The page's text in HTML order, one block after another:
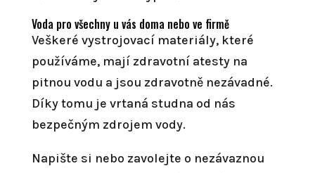
Voda pro všechny u vás doma nebo ve firmě
Veškeré vystrojovací materiály, které
používáme, mají zdravotní atesty na
pitnou vodu a jsou zdravotně nezávadné.
Díky tomu je vrtaná studna od nás
bezpečným zdrojem vody.
Napište si nebo zavolejte o nezávaznou